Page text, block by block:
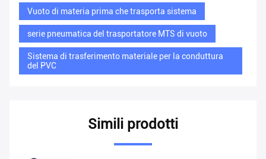
Vuoto di materia prima che trasporta sistema
serie pneumatica del trasportatore MTS di vuoto
Sistema di trasferimento materiale per la conduttura
del PVC
Simili prodotti